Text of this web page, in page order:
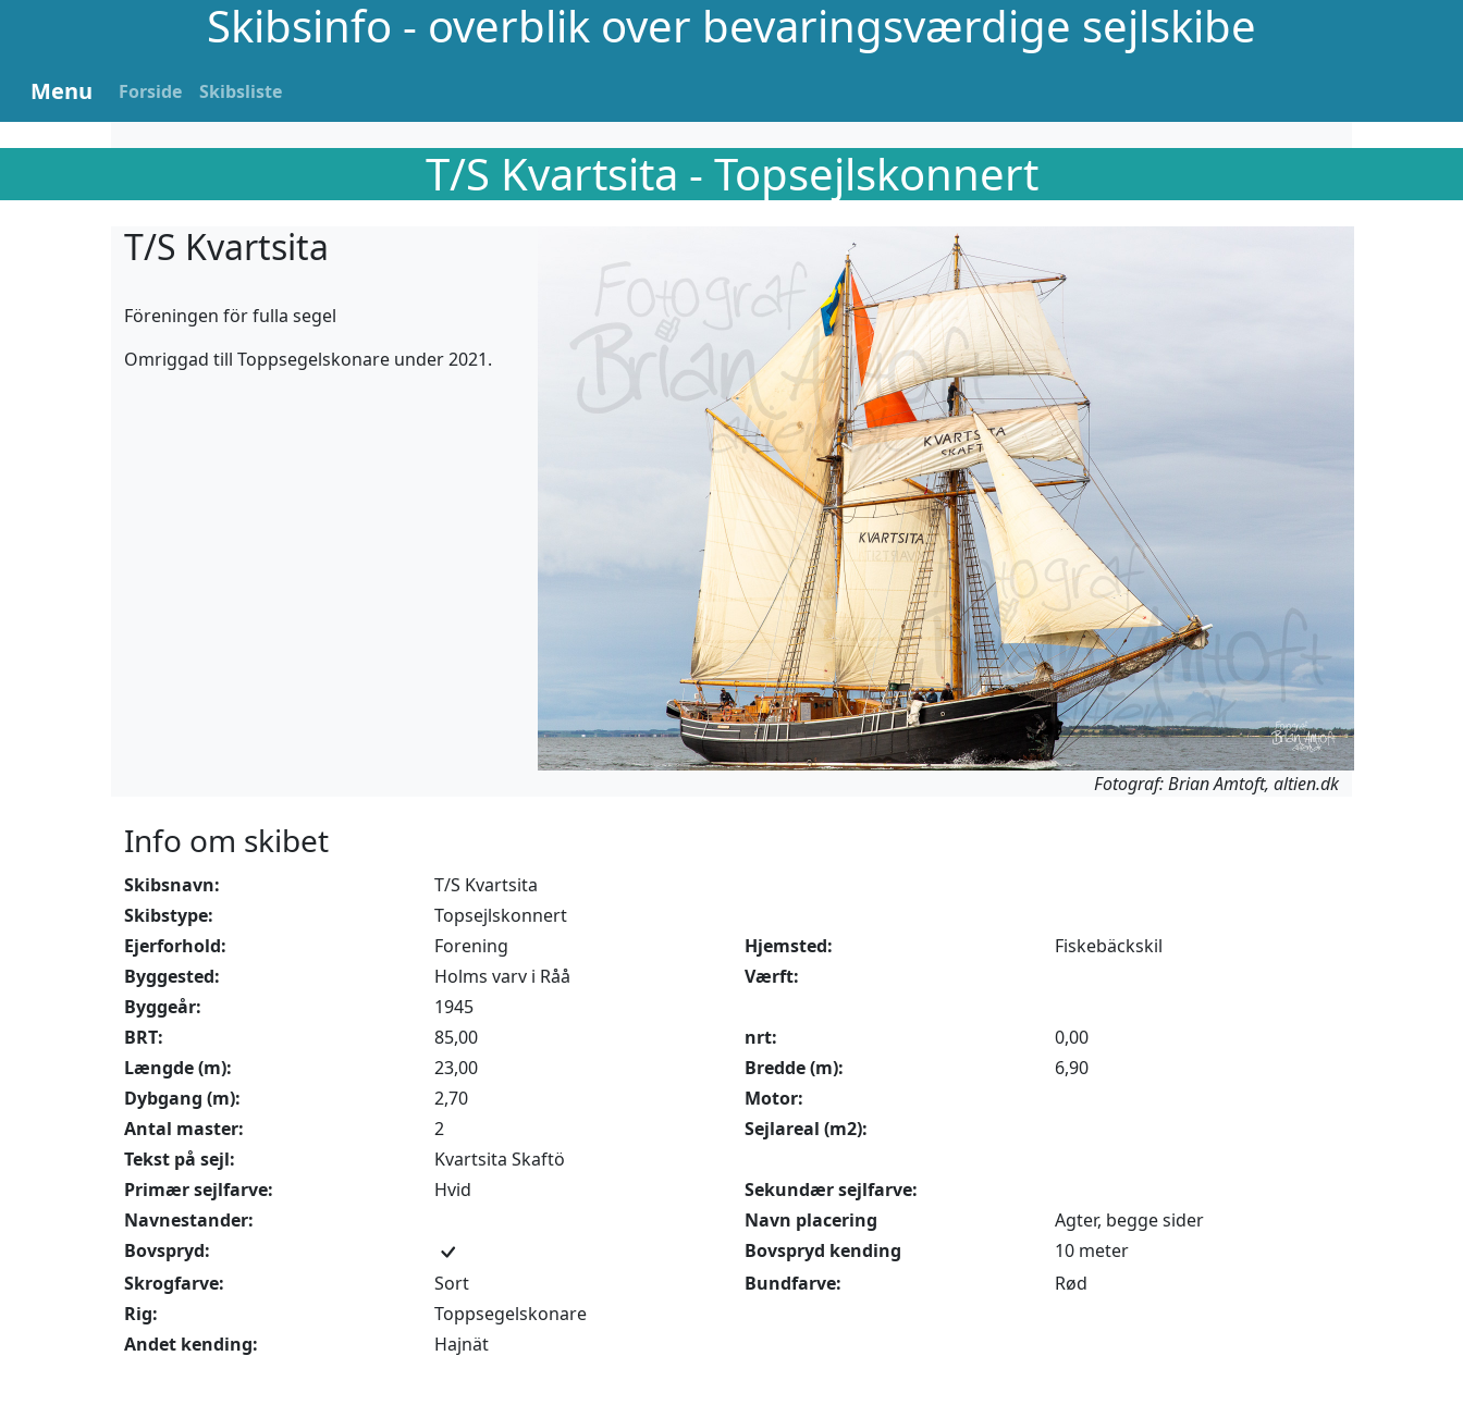
Skibsinfo - overblik over bevaringsværdige sejlskibe
Menu Forside Skibsliste
T/S Kvartsita - Topsejlskonnert
T/S Kvartsita
Föreningen för fulla segel
Omriggad till Toppsegelskonare under 2021.
Fotograf: Brian Amtoft, altien.dk
Info om skibet
Skibsnavn:
T/S Kvartsita
Skibstype:
Topsejlskonnert
Ejerforhold:
Forening Hjemsted:
Fiskebäckskil
Byggested:
Holms varv i Råå
Værft:
Byggeår:
1945
BRT:
85,00 nrt:
0,00
Længde (m):
23,00 Bredde (m):
6,90
Dybgang (m):
2,70
Motor:
Antal master:
2
Sejlareal (m2):
Tekst på sejl:
Kvartsita Skaftö
Primær sejlfarve:
Hvid
Sekundær sejlfarve:
Navnestander:
Navn placering
Agter, begge sider
Bovspryd:
Bovspryd kending
10 meter
Skrogfarve:
Sort Bundfarve:
Rød
Rig:
Toppsegelskonare
Andet kending:
Hajnät